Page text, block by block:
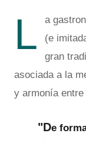
L
a
(e
gran
asociada a la
y armonía
"De